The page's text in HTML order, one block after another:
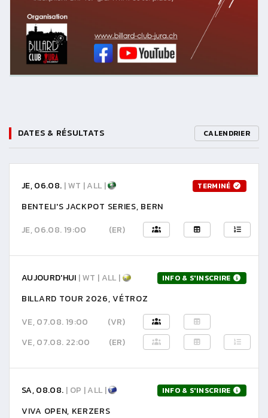
DATES & RÉSULTATS CALENDRIER
JE, 06.08. | WT | ALL | TERMINÉ
BENTELI'S JACKPOT SERIES, BERN
JE, 06.08. 19:00
(ER)
AUJOURD'HUI | WT | ALL | INFO & S'INSCRIRE
BILLARD TOUR 2026, VÉTROZ
VE, 07.08. 19:00
(VR)
VE, 07.08. 22:00
(ER)
SA, 08.08. | OP | ALL | INFO & S'INSCRIRE
VIVA OPEN, KERZERS